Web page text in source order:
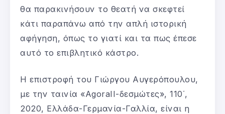
θα παρακινήσουν το θεατή να σκεφτεί
κάτι παραπάνω από την απλή ιστορική
αφήγηση, όπως το γιατί και τα πως έπεσε
αυτό το επιβλητικό κάστρο.
Η επιστροφή του Γιώργου Αυγερόπουλου,
με την ταινία «AgoraII-δεσμώτες», 110΄,
2020, Ελλάδα-Γερμανία-Γαλλία, είναι η